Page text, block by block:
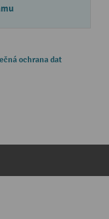
ochrana dat